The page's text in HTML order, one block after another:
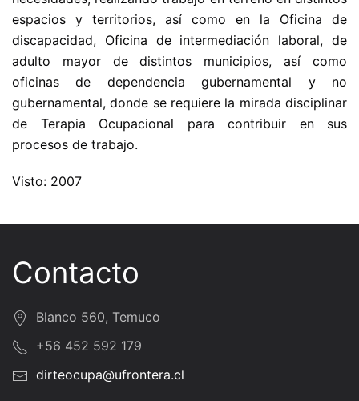
espacios y territorios, así como en la Oficina de
discapacidad, Oficina de intermediación laboral, de
adulto mayor de distintos municipios, así como
oficinas de dependencia gubernamental y no
gubernamental, donde se requiere la mirada disciplinar
de Terapia Ocupacional para contribuir en sus
procesos de trabajo.
Visto: 2007
Contacto
Blanco 560, Temuco
+56 452 592 179
dirteocupa@ufrontera.cl